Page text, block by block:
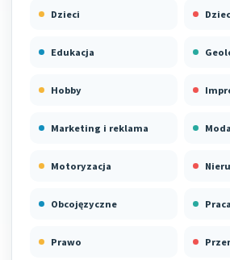
Dzieci
Edukacja
Hobby
Marketing i reklama Moda
Motoryzacja
Obcojęzyczne Praca
Prawo